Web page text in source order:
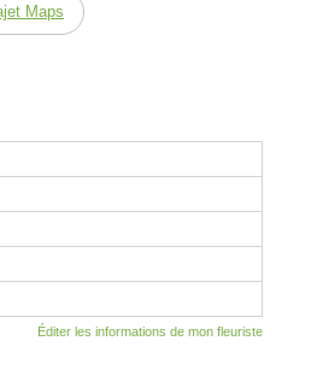
Maps
Éditer les informations de mon fleuriste